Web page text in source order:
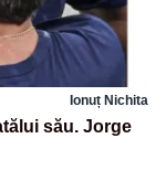
Ionuț Nichita
său. Jorge